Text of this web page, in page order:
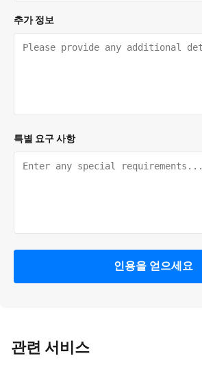
추가 정보
특별 요구 사항
인용을 얻으세요
관련 서비스